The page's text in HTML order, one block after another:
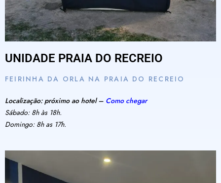
UNIDADE PRAIA DO RECREIO
FEIRINHA DA ORLA NA PRAIA DO RECREIO
Localização: próximo ao hotel – Como chegar
Sábado: 8h às 18h.
Domingo: 8h as 17h.